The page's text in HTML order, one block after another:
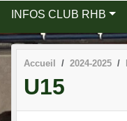
INFOS CLUB RHB
Accueil 2024-2025
U15